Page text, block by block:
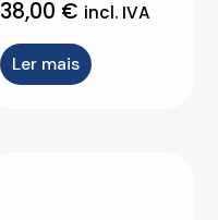
38,00 € incl. IVA
Ler mais